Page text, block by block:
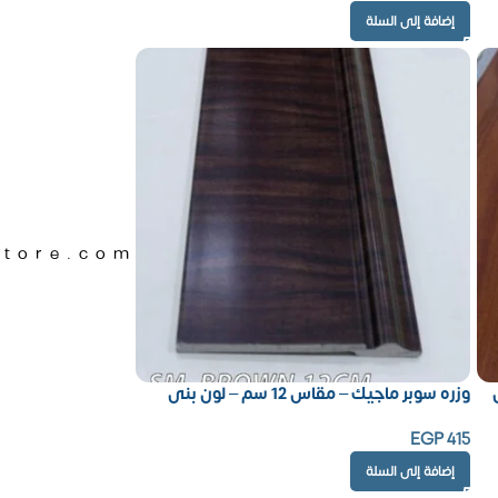
إضافة إلى السلة
وزره سوبر ماجيك – مقاس 12 سم – لون بنى
EGP415
إضافة إلى السلة